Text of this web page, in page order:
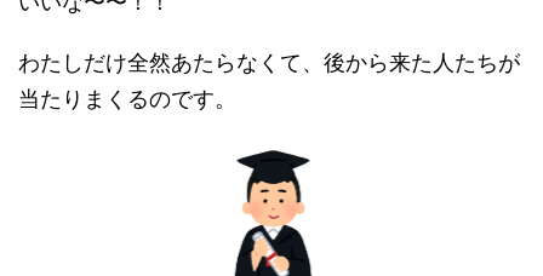
わたしだけ全然あたらなくて、後から来た人たちが
当たりまくるのです。